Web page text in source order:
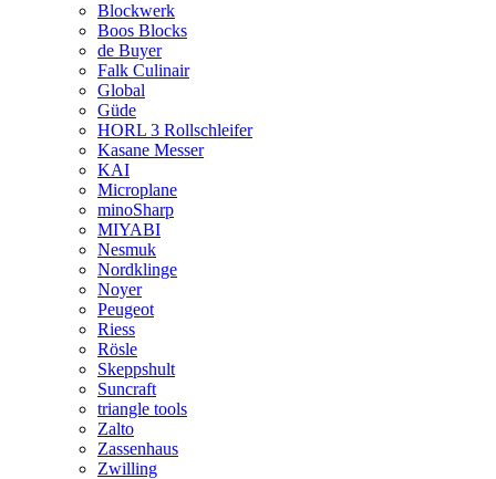
Blockwerk
Boos Blocks
de Buyer
Falk Culinair
Global
Güde
HORL 3 Rollschleifer
Kasane Messer
KAI
Microplane
minoSharp
MIYABI
Nesmuk
Nordklinge
Noyer
Peugeot
Riess
Rösle
Skeppshult
Suncraft
triangle tools
Zalto
Zassenhaus
Zwilling